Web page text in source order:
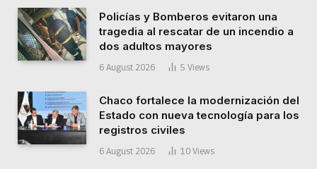
Policías y Bomberos evitaron una
tragedia al rescatar de un incendio a
dos adultos mayores
6 August 2026 5 Views
Chaco fortalece la modernización del
Estado con nueva tecnología para los
registros civiles
6 August 2026 10 Views